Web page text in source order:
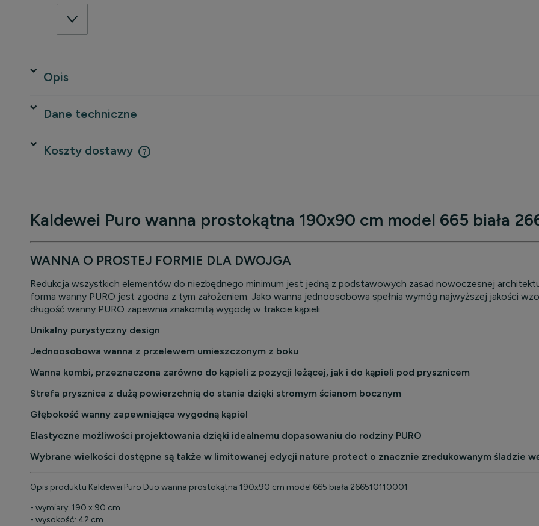
Opis
Dane techniczne
Koszty dostawy
Kaldewei Puro wanna prostokątna 190x90 cm model 665 biała
WANNA O PROSTEJ FORMIE DLA DWOJGA
Redukcja wszystkich elementów do niezbędnego minimum jest jedną z podstawowych zasad nowoczesnej
forma wanny PURO jest zgodna z tym założeniem. Jako wanna jednoosobowa spełnia wymóg najwyższej jakości
długość wanny PURO zapewnia znakomitą wygodę w trakcie kąpieli.
Unikalny purystyczny design
Jednoosobowa wanna z przelewem umieszczonym z boku
Wanna kombi, przeznaczona zarówno do kąpieli z pozycji leżącej, jak i do kąpieli pod prysznicem
Strefa prysznica z dużą powierzchnią do stania dzięki stromym ścianom bocznym
Głębokość wanny zapewniająca wygodną kąpiel
Elastyczne możliwości projektowania dzięki idealnemu dopasowaniu do rodziny PURO
Wybrane wielkości dostępne są także w limitowanej edycji nature protect o znacznie zredukowanym śladzie
Opis produktu Kaldewei Puro Duo wanna prostokątna 190x90 cm model 665 biała 266510110001
- wymiary: 190 x 90 cm
- wysokość: 42 cm